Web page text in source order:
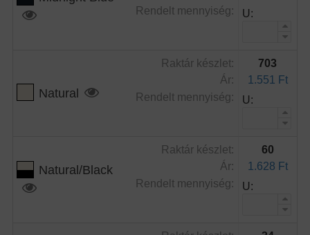
Rendelt mennyiség:
U:
Natural
Raktár készlet:
Ár:
Rendelt mennyiség:
703
1.551 Ft
U:
Natural/Black
Raktár készlet:
Ár:
Rendelt mennyiség:
60
1.628 Ft
U: